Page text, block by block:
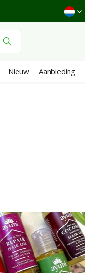
Nieuw Aanbieding